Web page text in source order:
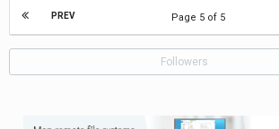
PREV Page 5 of 5
Followers